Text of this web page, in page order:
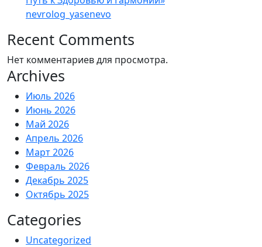
nevrolog_yasenevo
Recent Comments
Нет комментариев для просмотра.
Archives
Июль 2026
Июнь 2026
Май 2026
Апрель 2026
Март 2026
Февраль 2026
Декабрь 2025
Октябрь 2025
Categories
Uncategorized